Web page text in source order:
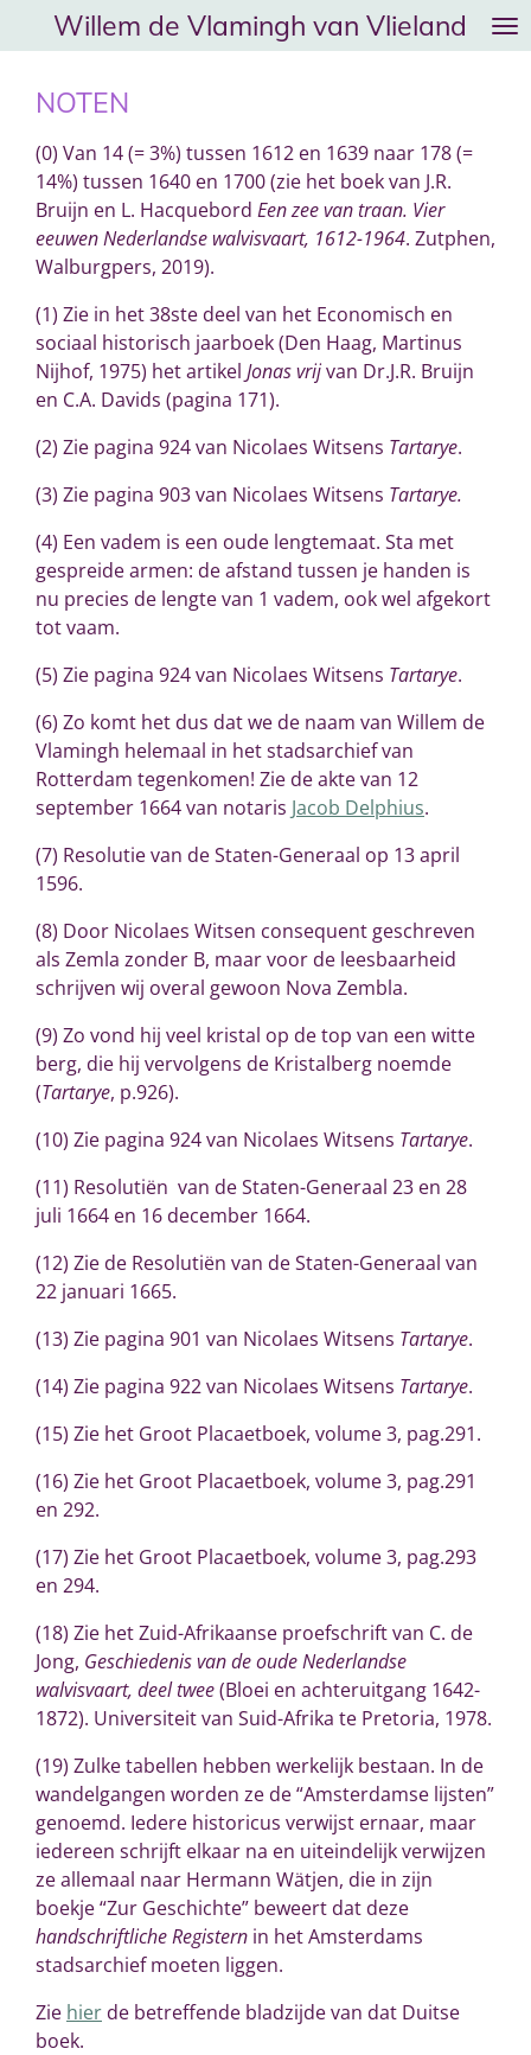
direct
Willem de Vlamingh van Vlieland
NOTEN
(0) Van 14 (= 3%) tussen 1612 en 1639 naar 178 (=
14%) tussen 1640 en 1700 (zie het boek van J.R.
Bruijn en L. Hacquebord Een zee van traan. Vier
eeuwen Nederlandse walvisvaart, 1612-1964. Zutphen,
Walburgpers, 2019).
(1) Zie in het 38ste deel van het Economisch en
sociaal historisch jaarboek (Den Haag, Martinus
Nijhof, 1975) het artikel Jonas vrijvan Dr.J.R. Bruijn
en C.A. Davids (pagina 171).
(2) Zie pagina 924 van Nicolaes Witsens Tartarye.
(3) Zie pagina 903 van Nicolaes Witsens Tartarye.
(4) Een vadem is een oude lengtemaat. Sta met
gespreide armen: de afstand tussen je handen is
nu precies de lengte van 1 vadem, ook wel afgekort
tot vaam.
(5) Zie pagina 924 van Nicolaes Witsens Tartarye.
(6) Zo komt het dus dat we de naam van Willem de
Vlamingh helemaal in het stadsarchief van
Rotterdam tegenkomen! Zie de akte van 12
september 1664 van notaris Jacob Delphius.
(7) Resolutie van de Staten-Generaal op 13 april
1596.
(8) Door Nicolaes Witsen consequent geschreven
als Zemla zonder B, maar voor de leesbaarheid
schrijven wij overal gewoon Nova Zembla.
(9) Zo vond hij veel kristal op de top van een witte
berg, die hij vervolgens de Kristalberg noemde
(Tartarye, p.926).
(10) Zie pagina 924 van Nicolaes Witsens Tartarye.
(11) Resolutiën van de Staten-Generaal 23 en 28
juli 1664 en 16 december 1664.
(12) Zie de Resolutiën van de Staten-Generaal van
22 januari 1665.
(13) Zie pagina 901 van Nicolaes Witsens Tartarye.
(14) Zie pagina 922 van Nicolaes Witsens Tartarye.
(15) Zie het Groot Placaetboek, volume 3, pag.291.
(16) Zie het Groot Placaetboek, volume 3, pag.291
en 292.
(17) Zie het Groot Placaetboek, volume 3, pag.293
en 294.
(18) Zie het Zuid-Afrikaanse proefschrift van C. de
Jong, Geschiedenis van de oude Nederlandse
walvisvaart, deel twee(Bloei en achteruitgang 1642-
1872). Universiteit van Suid-Afrika te Pretoria, 1978.
(19) Zulke tabellen hebben werkelijk bestaan. In de
wandelgangen worden ze de “Amsterdamse lijsten”
genoemd. Iedere historicus verwijst ernaar, maar
iedereen schrijft elkaar na en uiteindelijk verwijzen
ze allemaal naar Hermann Wätjen, die in zijn
boekje “Zur Geschichte” beweert dat deze
handschriftliche Registern in het Amsterdams
stadsarchief moeten liggen.
Zie hier de betreffende bladzijde van dat Duitse
boek.